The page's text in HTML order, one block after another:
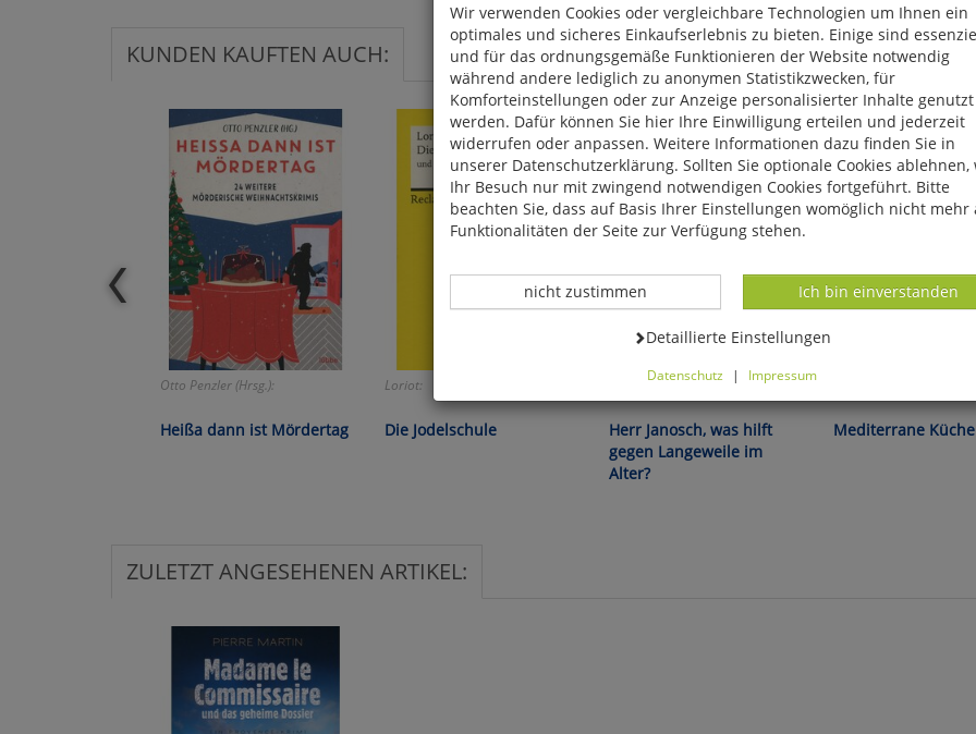
KUNDEN KAUFTEN AUCH:
Otto Penzler (Hrsg.):
Heißa dann ist Mördertag
Loriot:
Die Jodelschule
Janosch:
Herr Janosch, was hilft
gegen Langeweile im
Alter?
Mediterrane Küche
ZULETZT ANGESEHENEN ARTIKEL:
Wir verwenden Cookies oder vergleichbare Technologien um Ihnen ein
optimales und sicheres Einkaufserlebnis zu bieten. Einige sind
und für das ordnungsgemäße Funktionieren der Website notwendig
während andere lediglich zu anonymen Statistikzwecken, für
Komforteinstellungen oder zur Anzeige personalisierter Inhalte genutzt
werden. Dafür können Sie hier Ihre Einwilligung erteilen und jederzeit
widerrufen oder anpassen. Weitere Informationen dazu finden Sie in
unserer Datenschutzerklärung. Sollten Sie optionale Cookies ablehnen,
Ihr Besuch nur mit zwingend notwendigen Cookies fortgeführt. Bitte
beachten Sie, dass auf Basis Ihrer Einstellungen womöglich nicht mehr
Funktionalitäten der Seite zur Verfügung stehen.
Datenverarbeitung -
Ich bin einverstanden
Datenverarbeitung -
nicht zustimmen
Datenverarbeitung -
Detaillierte Einstellungen
Datenschutz | Impressum
Cookies ablehnen, wird Ihr Besuch nur mit zwingend notwendigen
fortgeführt. Bitte beachten Sie, dass auf Basis Ihrer Einstellungen
nicht mehr alle Funktionalitäten der Seite zur Verfügung stehen.
Selbstverständlich können Sie die Einstellungen jederzeit widerrufen